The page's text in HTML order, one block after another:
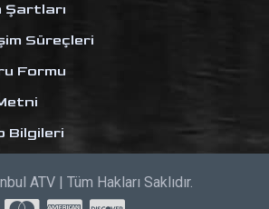
Şartları
Süreçleri
Formu
Bilgileri
ATV | Tüm Hakları Saklıdır.